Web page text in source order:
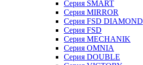
Серия SMART
Серия MIRROR
Серия FSD DIAMOND
Серия FSD
Серия MECHANIK
Серия OMNIA
Серия DOUBLE